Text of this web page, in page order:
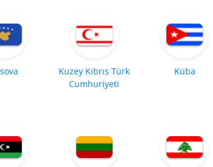
Kuzey Kıbrıs Türk
Cumhuriyeti
Küba